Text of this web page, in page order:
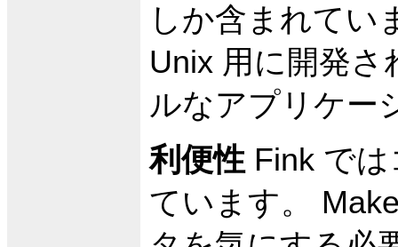
しか含まれてい
Unix 用に開発
ルなアプリケー
利便性Fink では
ています。